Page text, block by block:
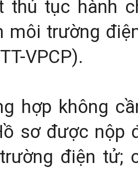
thủ tục hành
môi trường
VPCP).
hợp không
sơ được nộp
điện tử;